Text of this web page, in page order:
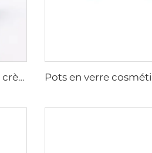
contenant haut de gamme lait tonique crème sérum ensemble d'emballage cosmétique luxe emballage de soin de la peau pulvérisateur pompe